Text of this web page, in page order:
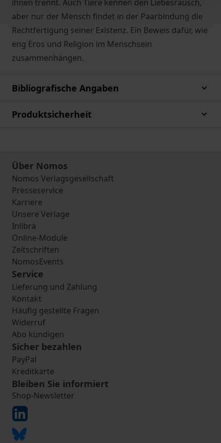
ihnen trennt. Auch Tiere kennen den Liebesrausch,
aber nur der Mensch findet in der Paarbindung die
Rechtfertigung seiner Existenz. Ein Beweis dafür, wie
eng Eros und Religion im Menschsein
zusammenhängen.
Bibliografische Angaben
Produktsicherheit
Über Nomos
Nomos Verlagsgesellschaft
Presseservice
Karriere
Unsere Verlage
Inlibra
Online-Module
Zeitschriften
NomosEvents
Service
Lieferung und Zahlung
Kontakt
Häufig gestellte Fragen
Widerruf
Abo kündigen
Sicher bezahlen
PayPal
Kreditkarte
Bleiben Sie informiert
Shop-Newsletter